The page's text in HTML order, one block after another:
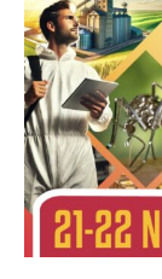
“Strategie
di
disinfestazione
integrata”